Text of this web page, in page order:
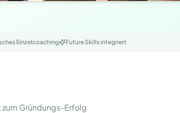
Einzelcoaching Future Skills integriert
Gründungs-Erfolg